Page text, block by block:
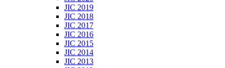
JIC 2019
JIC 2018
JIC 2017
JIC 2016
JIC 2015
JIC 2014
JIC 2013